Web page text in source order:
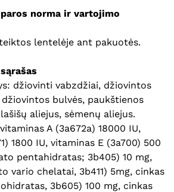
norma ir vartojimo
lentelėje ant pakuotės.
džiovinti vabzdžiai, džiovintos
bulvės, paukštienos
aliejus, sėmenų aliejus.
A (3a672a) 18000 IU,
1800 IU, vitaminas E (3a700) 500
pentahidratas; 3b405) 10 mg,
vario chelatai, 3b411) 5mg, cinkas
3b605) 100 mg, cinkas